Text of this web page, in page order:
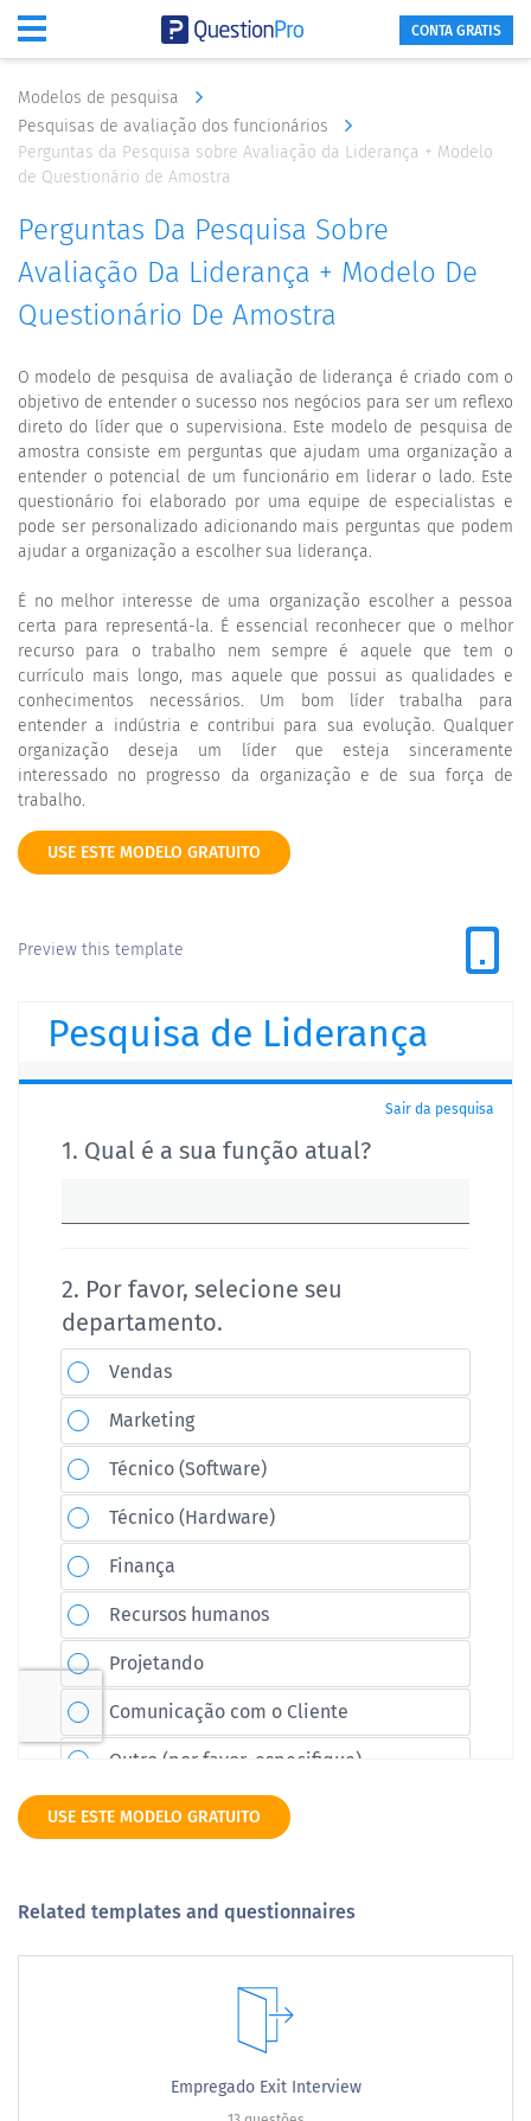
CONTA GRATIS
Modelos de pesquisa
Pesquisas de avaliação dos funcionários
Perguntas da Pesquisa sobre Avaliação da Liderança + Modelo
de Questionário de Amostra
Perguntas Da Pesquisa Sobre
Avaliação Da Liderança + Modelo De
Questionário De Amostra
O modelo de pesquisa de avaliação de liderança é criado com o
objetivo de entender o sucesso nos negócios para ser um reflexo
direto do líder que o supervisiona. Este modelo de pesquisa de
amostra consiste em perguntas que ajudam uma organização a
entender o potencial de um funcionário em liderar o lado. Este
questionário foi elaborado por uma equipe de especialistas e
pode ser personalizado adicionando mais perguntas que podem
ajudar a organização a escolher sua liderança.
É no melhor interesse de uma organização escolher a pessoa
certa para representá-la. É essencial reconhecer que o melhor
recurso para o trabalho nem sempre é aquele que tem o
currículo mais longo, mas aquele que possui as qualidades e
conhecimentos necessários. Um bom líder trabalha para
entender a indústria e contribui para sua evolução. Qualquer
organização deseja um líder que esteja sinceramente
interessado no progresso da organização e de sua força de
trabalho.
USE ESTE MODELO GRATUITO
Preview this template
USE ESTE MODELO GRATUITO
Related templates and questionnaires
Empregado Exit Interview